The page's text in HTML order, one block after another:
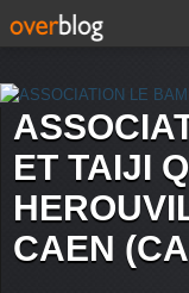
ET TAIJI
CAEN